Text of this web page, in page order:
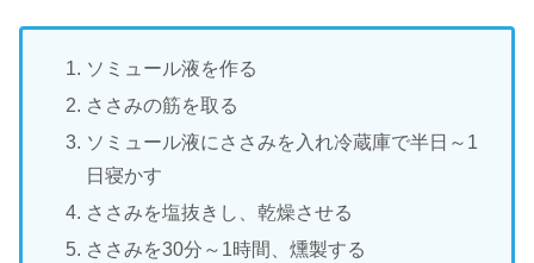
ソミュール液を作る
ささみの筋を取る
ソミュール液にささみを入れ冷蔵庫で半日～1
日寝かす
ささみを塩抜きし、乾燥させる
ささみを30分～1時間、燻製する